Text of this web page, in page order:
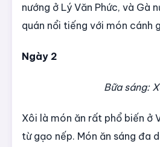
nướng ở Lý Văn Phức, và Gà
quán nổi tiếng với món cánh
Ngày 2
Bữa sáng:
Xôi là món ăn rất phổ biến ở
từ gạo nếp. Món ăn sáng đa